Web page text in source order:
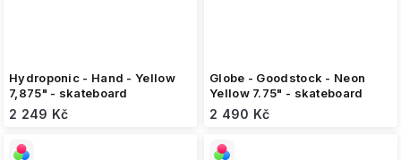
Hydroponic - Hand - Yellow
7,875" - skateboard
2 249 Kč
Globe - Goodstock - Neon
Yellow 7.75" - skateboard
2 490 Kč